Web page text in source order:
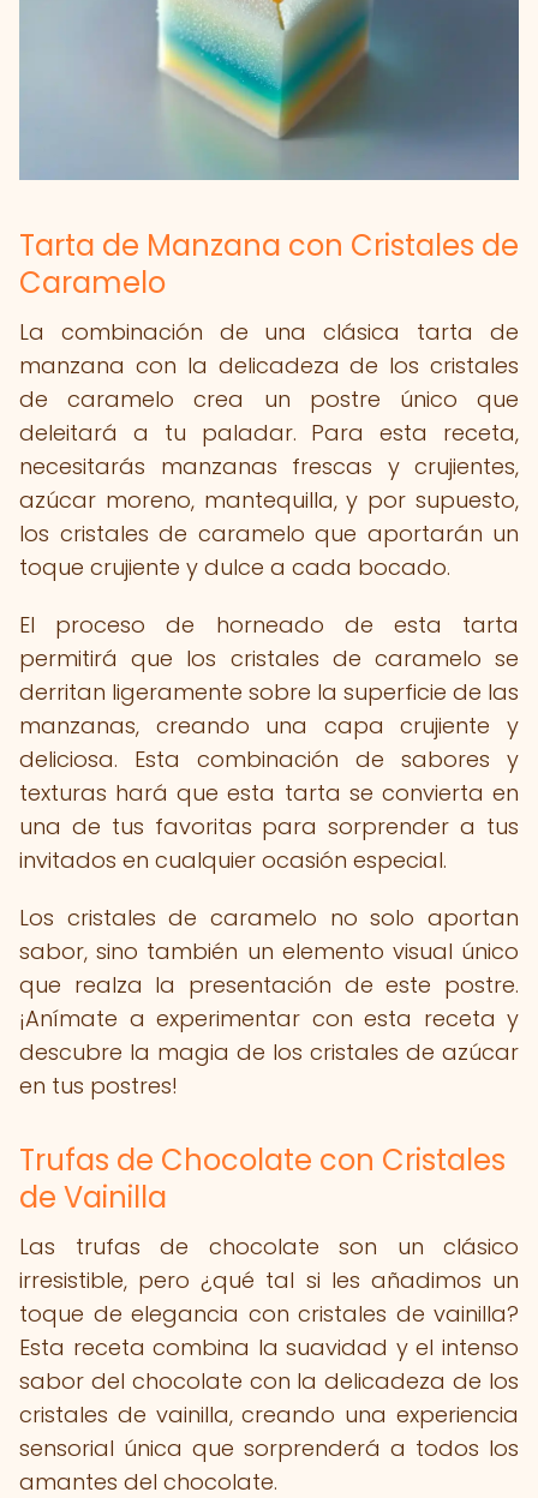
Tarta de Manzana con Cristales de
Caramelo
La combinación de una clásica tarta de
manzana con la delicadeza de los cristales
de caramelo crea un postre único que
deleitará a tu paladar. Para esta receta,
necesitarás manzanas frescas y crujientes,
azúcar moreno, mantequilla, y por supuesto,
los cristales de caramelo que aportarán un
toque crujiente y dulce a cada bocado.
El proceso de horneado de esta tarta
permitirá que los cristales de caramelo se
derritan ligeramente sobre la superficie de las
manzanas, creando una capa crujiente y
deliciosa. Esta combinación de sabores y
texturas hará que esta tarta se convierta en
una de tus favoritas para sorprender a tus
invitados en cualquier ocasión especial.
Los cristales de caramelo no solo aportan
sabor, sino también un elemento visual único
que realza la presentación de este postre.
¡Anímate a experimentar con esta receta y
descubre la magia de los cristales de azúcar
en tus postres!
Trufas de Chocolate con Cristales
de Vainilla
Las trufas de chocolate son un clásico
irresistible, pero ¿qué tal si les añadimos un
toque de elegancia con cristales de vainilla?
Esta receta combina la suavidad y el intenso
sabor del chocolate con la delicadeza de los
cristales de vainilla, creando una experiencia
sensorial única que sorprenderá a todos los
amantes del chocolate.